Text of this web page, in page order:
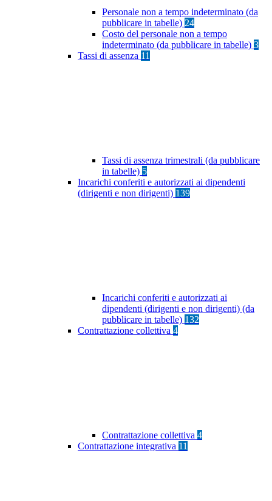
Personale non a tempo indeterminato (da
pubblicare in tabelle) 24
Costo del personale non a tempo
indeterminato (da pubblicare in tabelle) 3
Tassi di assenza 11
Tassi di assenza trimestrali (da pubblicare
in tabelle) 5
Incarichi conferiti e autorizzati ai dipendenti
(dirigenti e non dirigenti) 139
Incarichi conferiti e autorizzati ai
dipendenti (dirigenti e non dirigenti) (da
pubblicare in tabelle) 132
Contrattazione collettiva 4
Contrattazione collettiva 4
Contrattazione integrativa 11